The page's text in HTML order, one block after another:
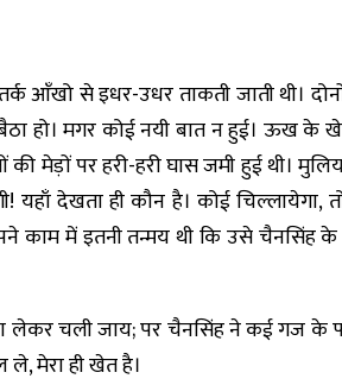
आँखो से इधर-उधर ताकती जाती थी।
हो। मगर कोई नयी बात न हुई। ऊख
की मेड़ों पर हरी-हरी घास जमी हुई थी।
देखता ही कौन है। कोई चिल्लायेगा,
काम में इतनी तन्मय थी कि उसे चैनसिंह
लेकर चली जाय; पर चैनसिंह ने कई गज
मेरा ही खेत है।